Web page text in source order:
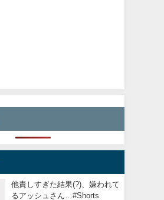
他責しすぎた結果(?)、嫌われて
るアッシュさん…#Shorts